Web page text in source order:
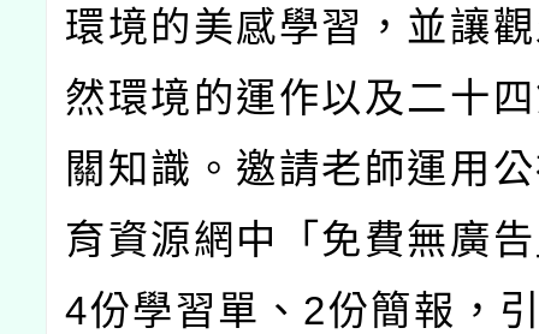
環境的美感學習，並讓
然環境的運作以及二十
關知識。邀請老師運用
育資源網中「免費無廣
4份學習單、 2份簡報，